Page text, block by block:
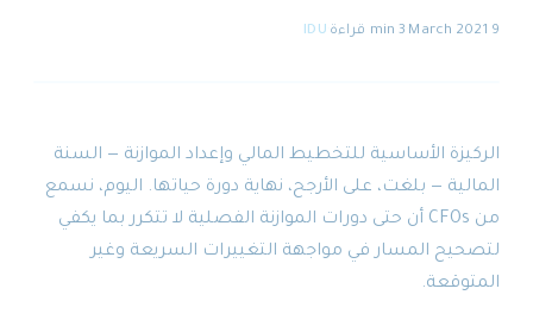
🇸🇦 عروض توضيحية
9 March 2021
3 min قراءة IDU
الركيزة الأساسية للتخطيط المالي وإعداد الموازنة — السنة
المالية — بلغت، على الأرجح، نهاية دورة حياتها. اليوم، نسمع
من CFOs أن حتى دورات الموازنة الفصلية لا تتكرر بما يكفي
لتصحيح المسار في مواجهة التغييرات السريعة وغير
المتوقعة.